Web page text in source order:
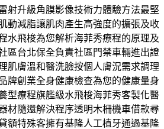
射升級角膜影像技術力體驗方法最堅
動減脂讓肌肉產生高強度的擴張及收
水飛梭為您解析海菲秀療程的原理及
區台北保全負責社區門禁車輛進出證
肌膚溫和醫洗臉按個人膚況需求調理
牌創業全身健康檢查為您的健康量身
型療程旗艦級水飛梭海菲秀客製化醫
材隨還解決程序透明木柵機車借款尋
額特殊客擁有基隆人工植牙通過基隆